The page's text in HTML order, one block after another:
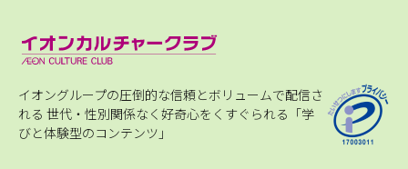
イオングループの圧倒的な信頼とボリュームで配信さ
れる 世代・性別関係なく好奇心をくすぐられる「学
びと体験型のコンテンツ」